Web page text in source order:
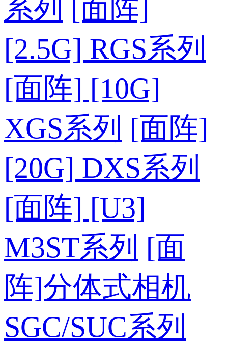
系列 [面阵]
[2.5G] RGS系列
[面阵] [10G]
XGS系列 [面阵]
[20G] DXS系列
[面阵] [U3]
M3ST系列 [面
阵]分体式相机
SGC/SUC系列